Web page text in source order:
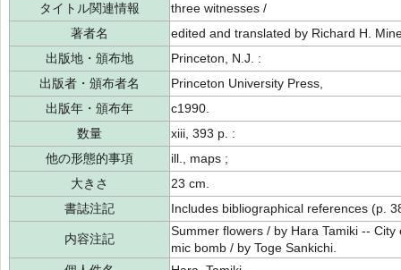
タイトル関連情報
three witnesses /
著者名
edited and translated by Richard H.
出版地・頒布地
Princeton, N.J. :
出版者・頒布者名
Princeton University Press,
出版年・頒布年
c1990.
数量
xiii, 393 p. :
他の形態的事項
ill., maps ;
大きさ
23 cm.
書誌注記
Includes bibliographical references (p.
内容注記
Summer flowers / by Hara Tamiki --
mic bomb / by Toge Sankichi.